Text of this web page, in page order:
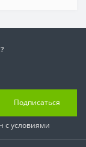
Подписаться
с условиями